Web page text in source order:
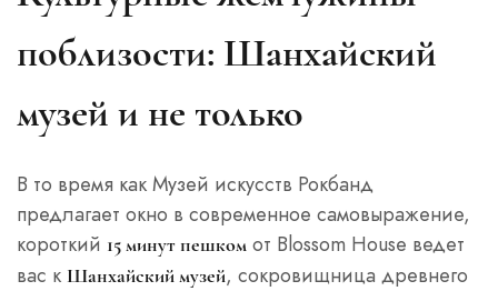
поблизости: Шанхайский
музей и не только
В то время как Музей искусств Рокбанд
предлагает окно в современное самовыражение,
короткий 15 минут пешком от Blossom House ведет
вас к Шанхайский музей, сокровищница древнего